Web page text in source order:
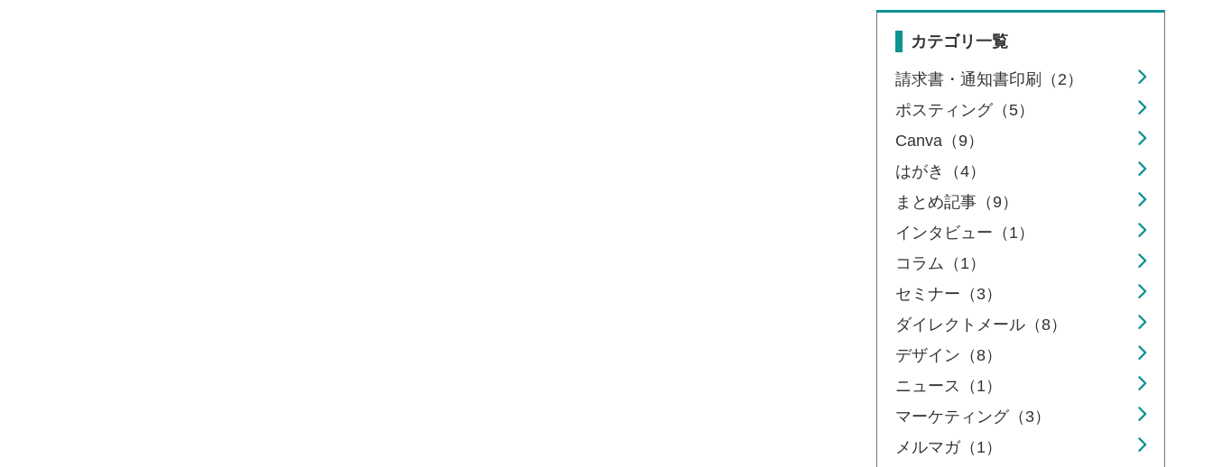
カテゴリ一覧
請求書・通知書印刷（2）
ポスティング（5）
Canva（9）
はがき（4）
まとめ記事（9）
インタビュー（1）
コラム（1）
セミナー（3）
ダイレクトメール（8）
デザイン（8）
ニュース（1）
マーケティング（3）
メルマガ（1）